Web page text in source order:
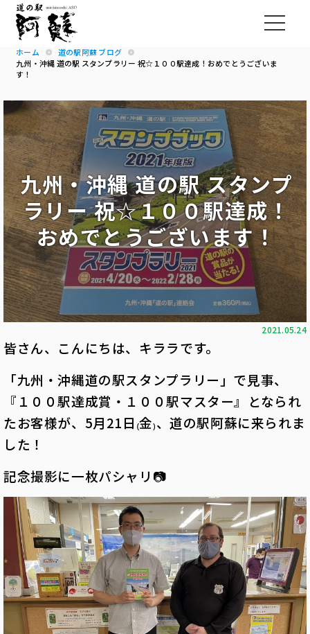
ホーム
道の駅阿蘇 ブログ
九州・沖縄 道の駅 スタンプラリー 祝☆１００駅達成！おめでとうございま
す！
九州・沖縄 道の駅 スタンプ
ラリー 祝☆１００駅達成！
おめでとうございます！
2021.05.24
皆さん、こんにちは、キララです。
「九州・沖縄道の駅スタンプラリー」で見事、
『１００駅達成賞・１００駅マスター』となられ
たお客様が、5月21日₍金₎、道の駅阿蘇に来られま
した！
記念撮影に一枚パシャリ📷